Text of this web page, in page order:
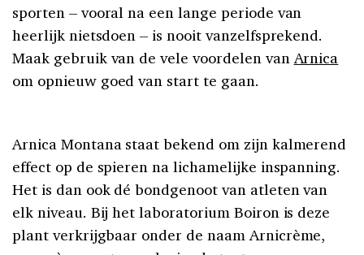
sporten – vooral na een lange periode van
heerlijk nietsdoen – is nooit vanzelfsprekend.
Maak gebruik van de vele voordelen vanArnica
om opnieuw goed van start te gaan.
Arnica Montana staat bekend om zijn kalmerend
effect op de spieren na lichamelijke inspanning.
Het is dan ook dé bondgenoot van atleten van
elkniveau. Bij het laboratoriumBoiron is deze
plant verkrijgbaar onder de naam Arnicrème,